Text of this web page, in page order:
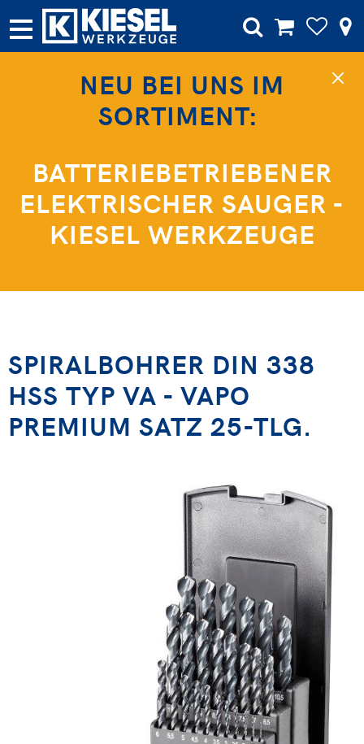
NEU BEI UNS IM
SORTIMENT:
BATTERIEBETRIEBENER
ELEKTRISCHER SAUGER -
KIESEL WERKZEUGE
SPIRALBOHRER DIN 338
HSS TYP VA - VAPO
PREMIUM SATZ 25-TLG.